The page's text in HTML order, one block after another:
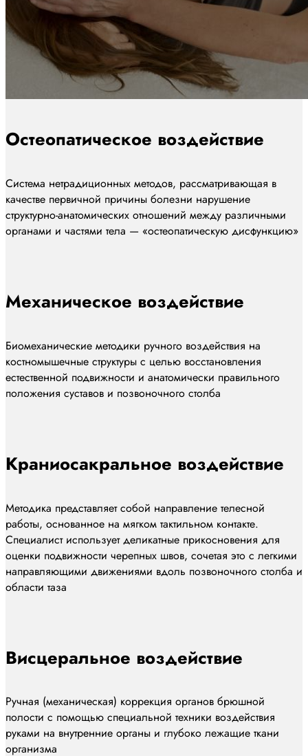
Остеопатическое воздействие
Система нетрадиционных методов, рассматривающая в
качестве первичной причины болезни нарушение
структурно-анатомических отношений между различными
органами и частями тела — «остеопатическую дисфункцию»
Механическое воздействие
Биомеханические методики ручного воздействия на
костномышечные структуры с целью восстановления
естественной подвижности и анатомически правильного
положения суставов и позвоночного столба
Краниосакральное воздействие
Методика представляет собой направление телесной
работы, основанное на мягком тактильном контакте.
Специалист использует деликатные прикосновения для
оценки подвижности черепных швов, сочетая это с легкими
направляющими движениями вдоль позвоночного столба и
области таза
Висцеральное воздействие
Ручная (механическая) коррекция органов брюшной
полости с помощью специальной техники воздействия
руками на внутренние органы и глубоко лежащие ткани
организма